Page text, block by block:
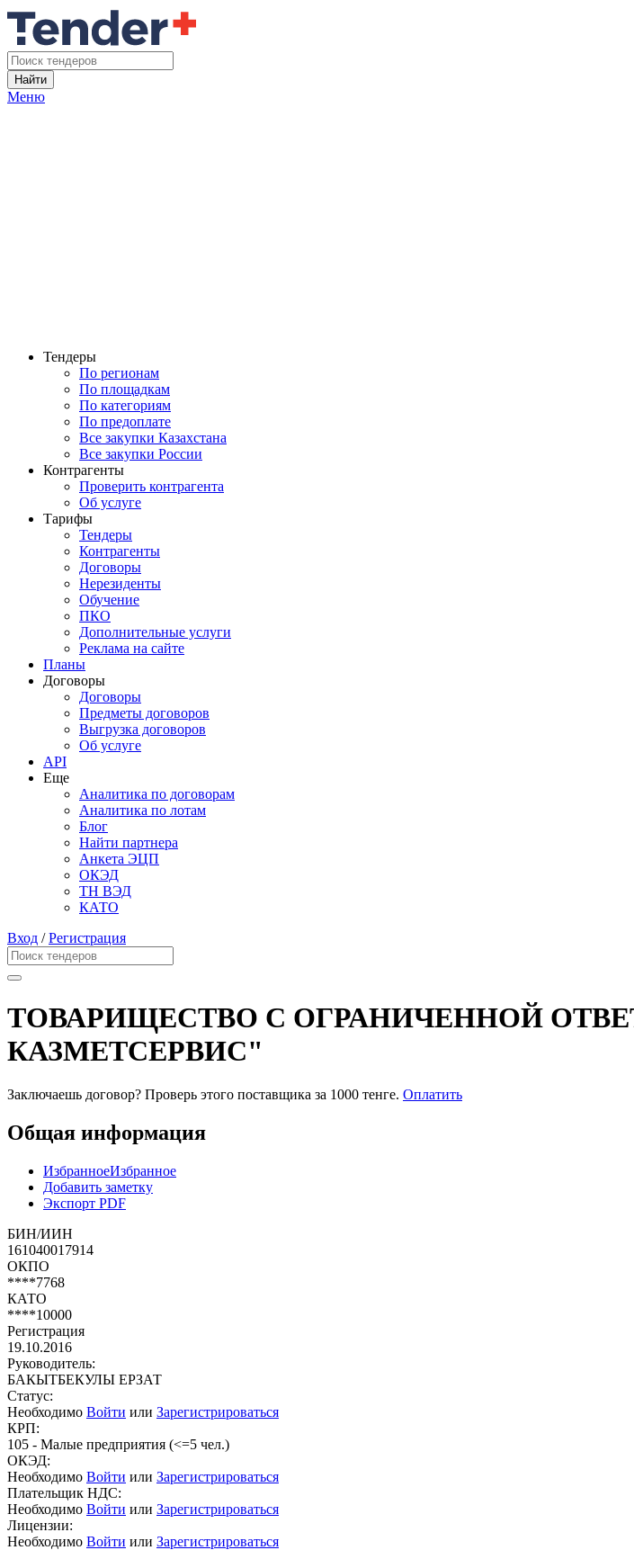
Найти
Меню
Тендеры
По регионам
По площадкам
По категориям
По предоплате
Все закупки Казахстана
Все закупки России
Контрагенты
Проверить контрагента
Об услуге
Тарифы
Тендеры
Контрагенты
Договоры
Нерезиденты
Обучение
ПКО
Дополнительные услуги
Реклама на сайте
Планы
Договоры
Договоры
Предметы договоров
Выгрузка договоров
Об услуге
API
Еще
Аналитика по договорам
Аналитика по лотам
Блог
Найти партнера
Анкета ЭЦП
ОКЭД
ТН ВЭД
КАТО
Вход /Регистрация
ТОВАРИЩЕСТВО С ОГРАНИЧЕННОЙ
КАЗМЕТСЕРВИС"
Заключаешь договор? Проверь этого поставщика за 1000 тенге. Оплатить
Общая информация
ИзбранноеИзбранное
Добавить заметку
Экспорт PDF
БИН/ИИН
161040017914
ОКПО
****7768
КАТО
****10000
Регистрация
19.10.2016
Руководитель:
БАКЫТБЕКУЛЫ ЕРЗАТ
Статус:
Необходимо Войти или Зарегистрироваться
КРП:
105 - Малые предприятия (<=5 чел.)
ОКЭД:
Необходимо Войти или Зарегистрироваться
Плательщик НДС:
Необходимо Войти или Зарегистрироваться
Лицензии:
Необходимо Войти или Зарегистрироваться